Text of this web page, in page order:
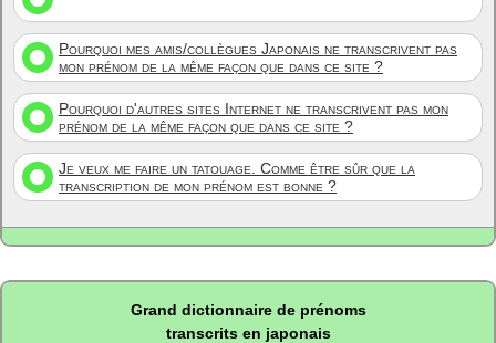
Pourquoi mes amis/collègues Japonais ne transcrivent pas
mon prénom de la même façon que dans ce site ?
Pourquoi d'autres sites Internet ne transcrivent pas mon
prénom de la même façon que dans ce site ?
Je veux me faire un tatouage. Comme être sûr que la
transcription de mon prénom est bonne ?
Grand dictionnaire de prénoms
transcrits en japonais